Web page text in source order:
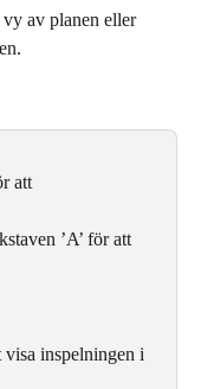
vy av planen eller
att
’A’ för att
inspelningen i